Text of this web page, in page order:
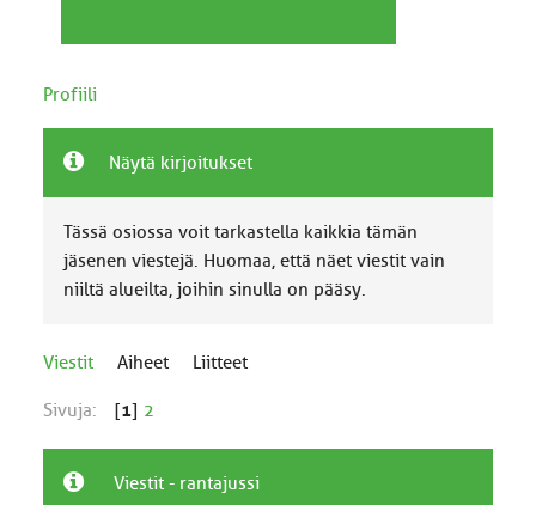
Profiili
Näytä kirjoitukset
Tässä osiossa voit tarkastella kaikkia tämän
jäsenen viestejä. Huomaa, että näet viestit vain
niiltä alueilta, joihin sinulla on pääsy.
Viestit Aiheet Liitteet
Sivuja: [1] 2
Viestit - rantajussi